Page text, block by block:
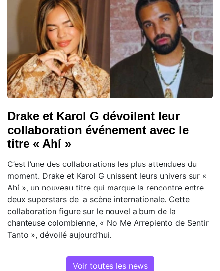
Drake et Karol G dévoilent leur
collaboration événement avec le
titre « Ahí »
C’est l’une des collaborations les plus attendues du
moment. Drake et Karol G unissent leurs univers sur «
Ahí », un nouveau titre qui marque la rencontre entre
deux superstars de la scène internationale. Cette
collaboration figure sur le nouvel album de la
chanteuse colombienne, « No Me Arrepiento de Sentir
Tanto », dévoilé aujourd’hui.
Voir toutes les news